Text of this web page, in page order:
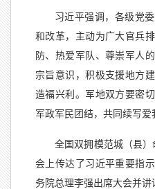
习近平强调，各级党
和改革，主动为广大官兵
防、热爱军队、尊崇军人
宗旨意识，积极支援地方
造福兴利。军地双方要密
军政军民团结，共同续写爱
全国双拥模范城（县）
会上传达了习近平重要指
务院总理李强出席大会并讲